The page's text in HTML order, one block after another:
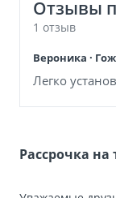
Отзывы
1 отзыв
Вероника ·
Легко
Рассрочка на